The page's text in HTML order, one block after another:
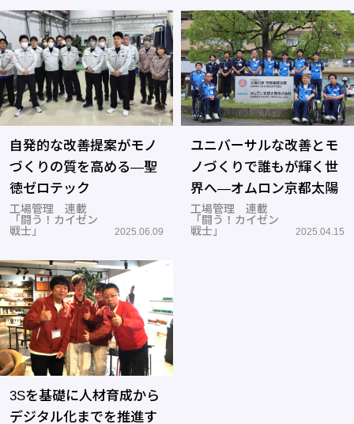
自発的な改善提案がモノ
づくりの質を高める―聖
徳ゼロテック
工場管理 連載
「闘う！カイゼン
戦士」
2025.06.09
ユニバーサルな改善とモ
ノづくりで誰もが輝く世
界へ―オムロン京都太陽
工場管理 連載
「闘う！カイゼン
戦士」
2025.04.15
3Sを基礎に人材育成から
デジタル化までを推進す